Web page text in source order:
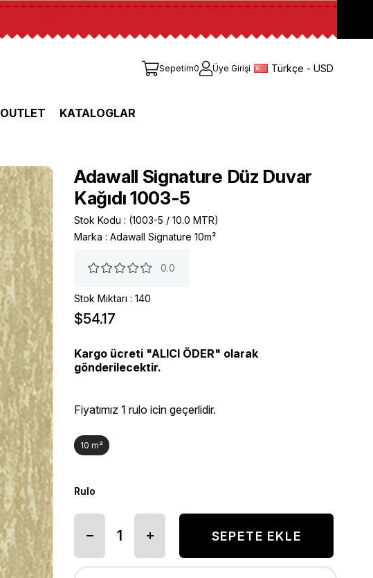
Sepetim0 Üye Girişi Türkçe - USD
OUTLET KATALOGLAR
Adawall Signature Düz Duvar
Kağıdı 1003-5
Stok Kodu
(1003-5 / 10.0 MTR)
Marka : Adawall Signature 10m²
0.0
Stok Miktarı : 140
$54.17
Kargo ücreti "ALICI ÖDER" olarak
gönderilecektir.
Fiyatımız 1 rulo icin geçerlidir.
10 m²
Rulo